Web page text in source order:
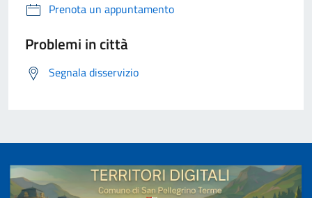
Prenota un appuntamento
Problemi in città
Segnala disservizio